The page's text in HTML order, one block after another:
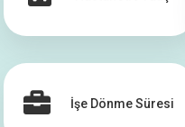
İşe Dönme Süresi